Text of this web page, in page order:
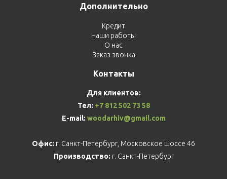
Дополнительно
Кредит
Наши работы
О нас
Заказ звонка
Контакты
Для клиентов:
Тел: +7 812 502 73 58
E-mail: woodarhiv@gmail.com
Офис: г. Санкт-Петербург, Московское шоссе 46
Производство: г. Санкт-Петербург